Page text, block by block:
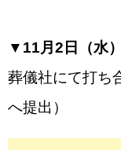
▼11月2日（水）
葬儀社にて打ち
へ提出）